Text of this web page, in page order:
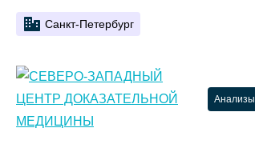
Санкт-Петербург
Анализы